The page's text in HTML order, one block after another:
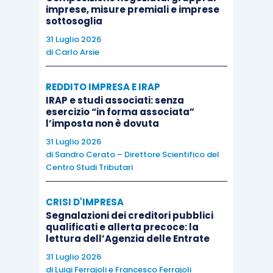
essere proposte algiudice dell’esecuzione
sensi dell’articolo 666, comma quarto, c.p.p.
(Cassazione n. 28003/2014).
Con riferimento alrequisito motivazionale
stato affermato che, in tema di
preventivofinalizzato allaconfisca per
equivalente
del profitto del reato, è
provvedimentodi applicazione della misura che
non contenga una, sia pur concisa, motivazione
mora”, anche nel caso in cui il
soggetto passibile di ablazione sia di
consistenza inferiorealla somma sino alla cui
concorrenza questa dovrebbe operare, non
imprese, misure premiali e imprese
sottosoglia
31 Luglio 2026
di Carlo Arsie
REDDITO IMPRESA E IRAP
IRAP e studi associati: senza
esercizio “in forma associata”
l’imposta non è dovuta
31 Luglio 2026
di Sandro Cerato – Direttore Scientifico del
Centro Studi Tributari
CRISI D'IMPRESA
Segnalazioni dei creditori pubblici
qualificati e allerta precoce: la
lettura dell’Agenzia delle Entrate
31 Luglio 2026
di Luigi Ferrajolie Francesco Ferrajoli